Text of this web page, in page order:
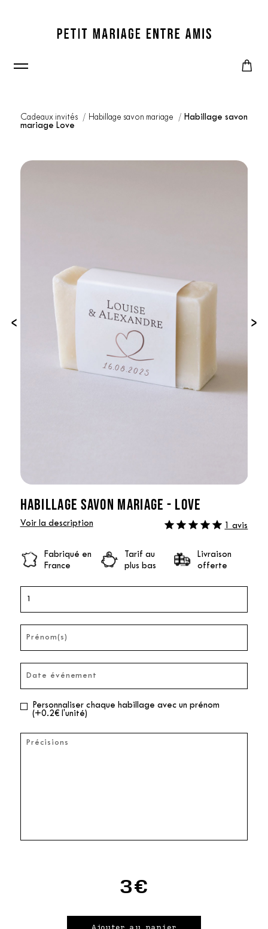
Cadeaux invités Habillage savon mariage
Habillage savon
mariage Love
‹ ›
HABILLAGE SAVON MARIAGE - LOVE
Voir la description 1 avis
Fabriqué en
France
Tarif au
plus bas
Livraison
offerte
Personnaliser chaque habillage avec un prénom
(+0.2€ l'unité)
3€